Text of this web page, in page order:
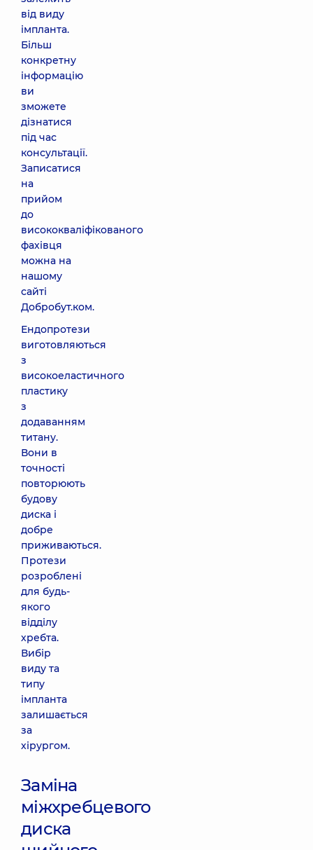
від виду
імпланта.
Більш
конкретну
інформацію
ви
зможете
дізнатися
під час
консультації.
Записатися
на
прийом
до
висококваліфікованого
фахівця
можна на
нашому
сайті
Добробут.ком.
Ендопротези
виготовляються
з
високоеластичного
пластику
з
додаванням
титану.
Вони в
точності
повторюють
будову
диска і
добре
приживаються.
Протези
розроблені
для будь-
якого
відділу
хребта.
Вибір
виду та
типу
імпланта
залишається
за
хірургом.
Заміна
міжхребцевого
диска